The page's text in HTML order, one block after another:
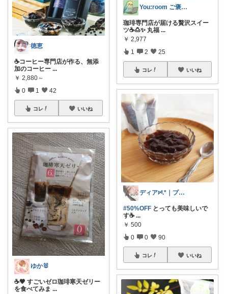
徳恵
☕️コーヒー専門店が作る、無添
加のコーヒー ...
￥ 2,880～
0 1 42
コレ いいね
ゆか🐰
☕🤎 すごいゼロ珈琲寒天ゼリー
を食べてみま ...
You:room ご褒美スイーツ🧁
珈琲専門店が届ける贅沢スイー
ツ☕🍮✨ 丸福 ...
￥ 2,977
1 2 25
コレ いいね
ディアꗯ.*｜プチプラ×服と雑貨
#50%OFF とっても美味しいで
す☕️ ...
￥ 500
0 0 90
コレ いいね